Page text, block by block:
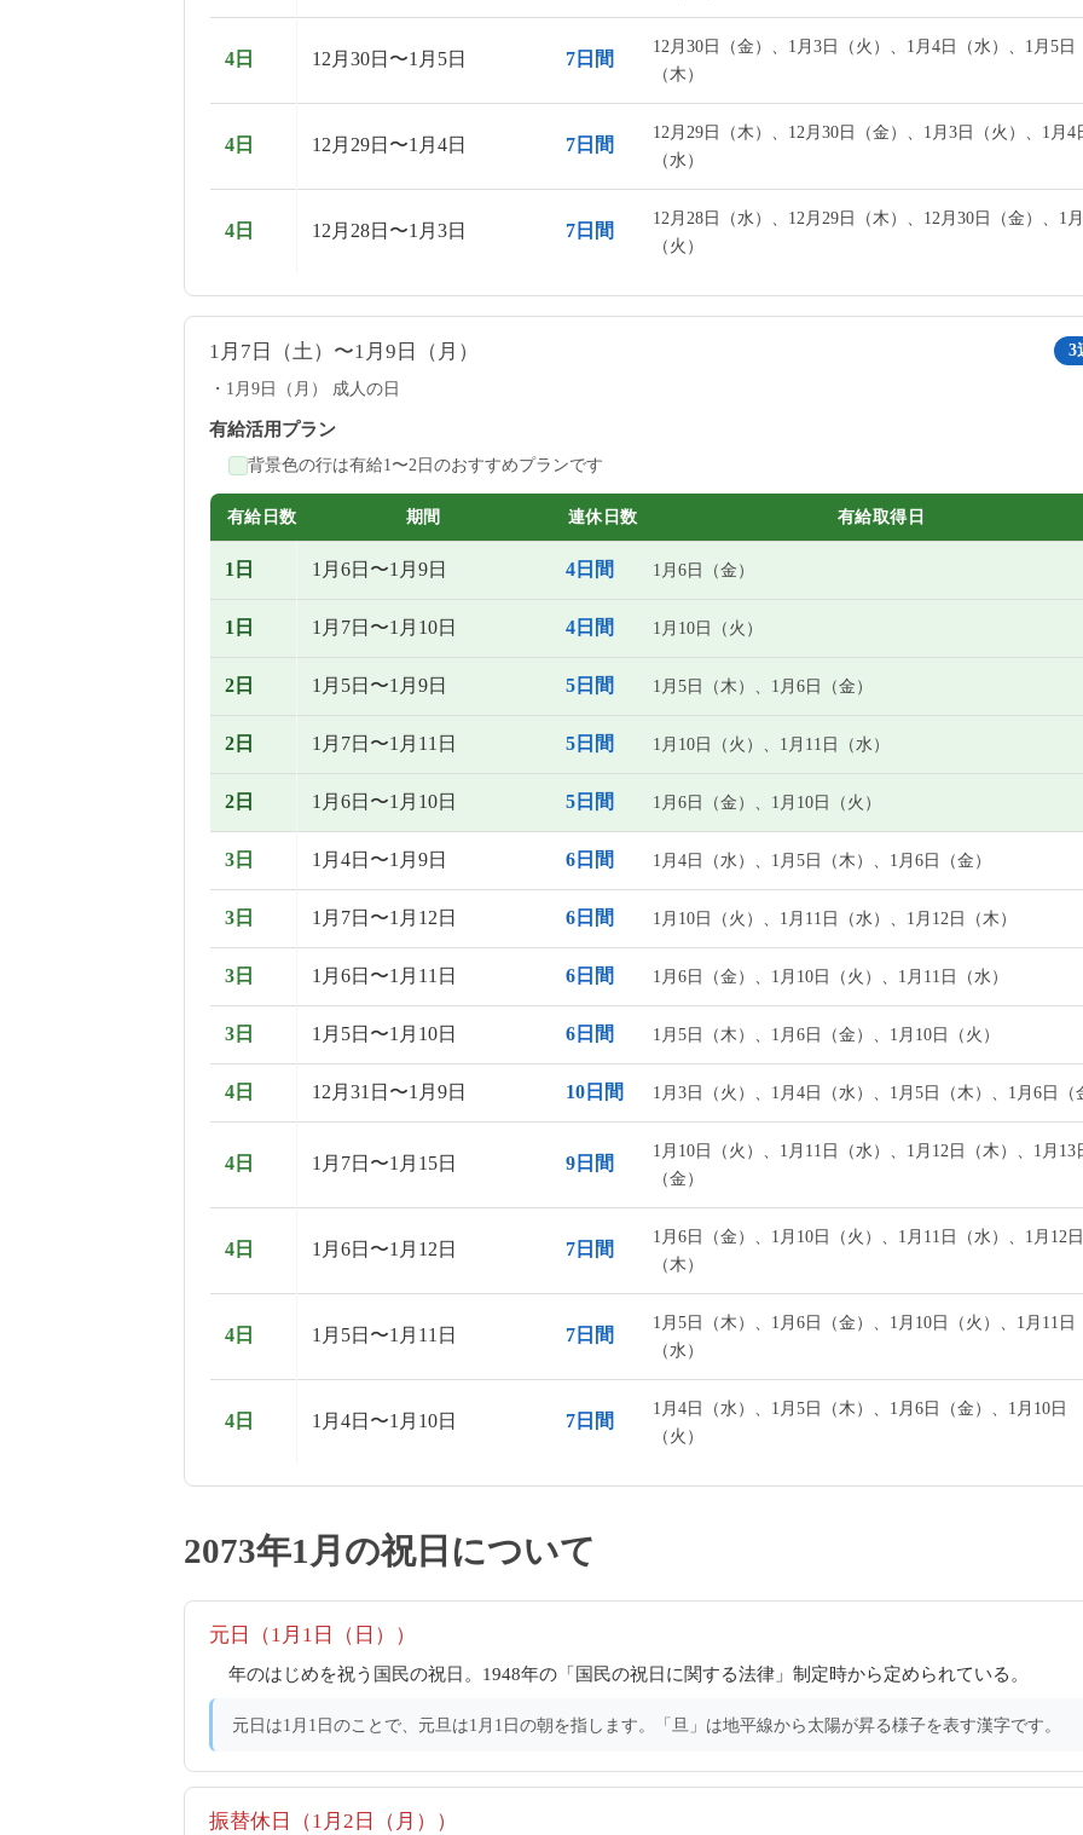
4日 12月30日〜1月5日 7日間
12月30日（金）、1月3日（火）、1月4日（水）、1月5日
（木）
4日 12月29日〜1月4日 7日間
12月29日（木）、12月30日（金）、1月3日（火）、1月4
（水）
4日 12月28日〜1月3日 7日間
12月28日（水）、12月29日（木）、12月30日（金）、1
（火）
1月7日（土）〜1月9日（月） 3
1月9日（月） 成人の日
有給活用プラン
背景色の行は有給1〜2日のおすすめプランです
有給日数 期間 連休日数 有給取得日
1日 1月6日〜1月9日 4日間 1月6日（金）
1日 1月7日〜1月10日 4日間 1月10日（火）
2日 1月5日〜1月9日 5日間 1月5日（木）、1月6日（金）
2日 1月7日〜1月11日 5日間 1月10日（火）、1月11日（水）
2日 1月6日〜1月10日 5日間 1月6日（金）、1月10日（火）
3日 1月4日〜1月9日 6日間 1月4日（水）、1月5日（木）、1月6日（金）
3日 1月7日〜1月12日 6日間 1月10日（火）、1月11日（水）、1月12日（木）
3日 1月6日〜1月11日 6日間 1月6日（金）、1月10日（火）、1月11日（水）
3日 1月5日〜1月10日 6日間 1月5日（木）、1月6日（金）、1月10日（火）
4日 12月31日〜1月9日 10日間 1月3日（火）、1月4日（水）、1月5日（木）、1月6日（
4日 1月7日〜1月15日 9日間
1月10日（火）、1月11日（水）、1月12日（木）、1月13
（金）
4日 1月6日〜1月12日 7日間
1月6日（金）、1月10日（火）、1月11日（水）、1月12日
（木）
4日 1月5日〜1月11日 7日間
1月5日（木）、1月6日（金）、1月10日（火）、1月11日
（水）
4日 1月4日〜1月10日 7日間
1月4日（水）、1月5日（木）、1月6日（金）、1月10日
（火）
2073年1月の祝日について
元日（1月1日（日））
年のはじめを祝う国民の祝日。1948年の「国民の祝日に関する法律」制定時から定められている。
元日は1月1日のことで、元旦は1月1日の朝を指します。「旦」は地平線から太陽が昇る様子を表す漢字です。
振替休日（1月2日（月））